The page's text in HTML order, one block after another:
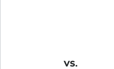
VS.